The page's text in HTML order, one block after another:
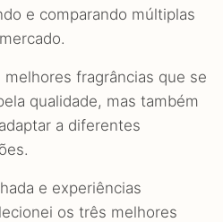
e comparando múltiplas
melhores fragrâncias que se
qualidade, mas também
a diferentes
e experiências
os três melhores